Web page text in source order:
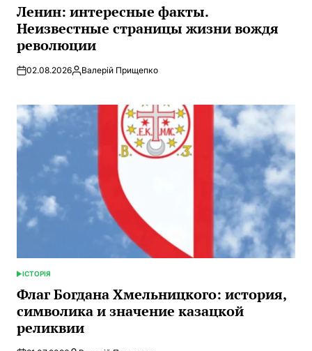
В
Ленин: интересные факты.
Неизвестные страницы жизни вождя
революции
02.08.2026Запись
Валерій Прищепко
ОПУБЛИКОВАНО
В
ІСТОРІЯ
Флаг Богдана Хмельницкого: история,
символика и значение казацкой
реликвии